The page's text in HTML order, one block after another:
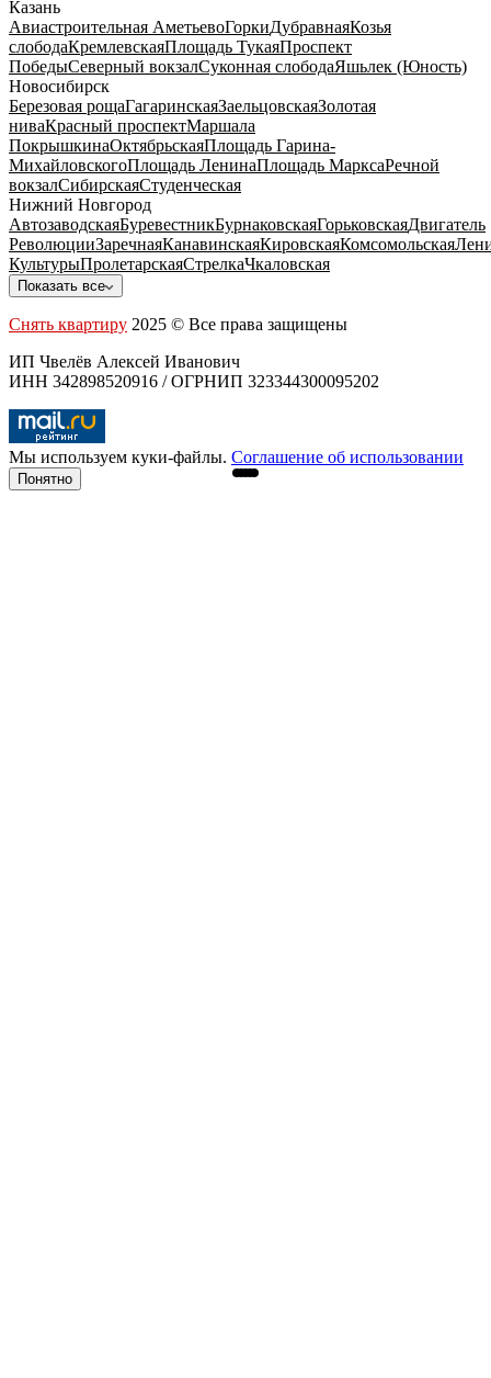
Казань
Авиастроительная АметьевоГоркиДубравнаяКозья
слободаКремлевскаяПлощадь ТукаяПроспект
ПобедыСеверный вокзалСуконная слободаЯшьлек (Юность)
Новосибирск
Березовая рощаГагаринскаяЗаельцовскаяЗолотая
ниваКрасный проспектМаршала
ПокрышкинаОктябрьскаяПлощадь Гарина-
МихайловскогоПлощадь ЛенинаПлощадь МарксаРечной
вокзалСибирскаяСтуденческая
Нижний Новгород
АвтозаводскаяБуревестникБурнаковскаяГорьковскаяДвигатель
РеволюцииЗаречнаяКанавинскаяКировскаяКомсомольская
КультурыПролетарскаяСтрелкаЧкаловская
Показать все
Снять квартиру 2025 © Все права защищены
ИП Чвелёв Алексей Иванович
ИНН 342898520916 / ОГРНИП 323344300095202
Мы используем куки-файлы. Соглашение об использовании
Понятно